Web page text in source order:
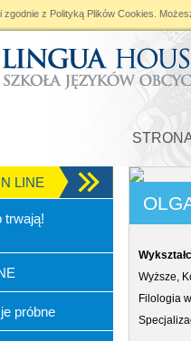
LINE
trwają!
próbne
Wyższe,
Filologia
zgodnie z Polityką Plików Cookies .